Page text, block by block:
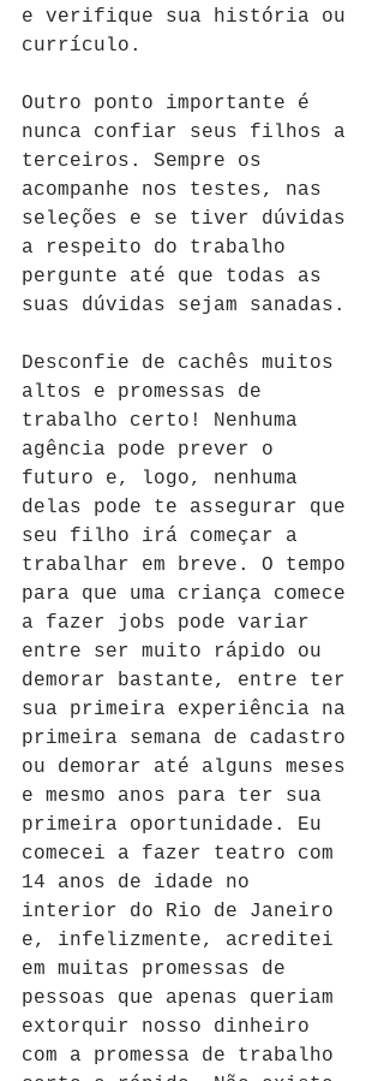
e verifique sua história ou
currículo.
Outro ponto importante é
nunca confiar seus filhos a
terceiros. Sempre os
acompanhe nos testes, nas
seleções e se tiver dúvidas
a respeito do trabalho
pergunte até que todas as
suas dúvidas sejam sanadas.
Desconfie de cachês muitos
altos e promessas de
trabalho certo! Nenhuma
agência pode prever o
futuro e, logo, nenhuma
delas pode te assegurar que
seu filho irá começar a
trabalhar em breve. O tempo
para que uma criança comece
a fazer jobs pode variar
entre ser muito rápido ou
demorar bastante, entre ter
sua primeira experiência na
primeira semana de cadastro
ou demorar até alguns meses
e mesmo anos para ter sua
primeira oportunidade. Eu
comecei a fazer teatro com
14 anos de idade no
interior do Rio de Janeiro
e, infelizmente, acreditei
em muitas promessas de
pessoas que apenas queriam
extorquir nosso dinheiro
com a promessa de trabalho